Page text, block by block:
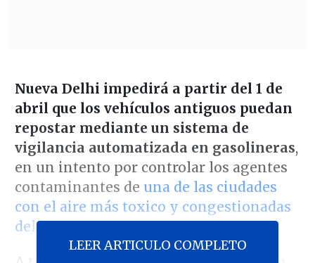
Nueva Delhi impedirá a partir del 1 de
abril que los vehículos antiguos puedan
repostar mediante un sistema de
vigilancia automatizada en gasolineras,
en un intento por controlar los agentes
contaminantes de una de las ciudades
con el aire más toxico y congestionadas
del mundo.
LEER ARTICULO COMPLETO